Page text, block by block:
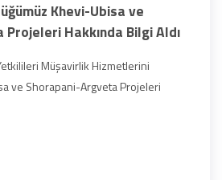
Khevi-Ubisa ve
Hakkında Bilgi Aldı
Müşavirlik Hizmetlerini
ve Shorapani-Argveta Projeleri